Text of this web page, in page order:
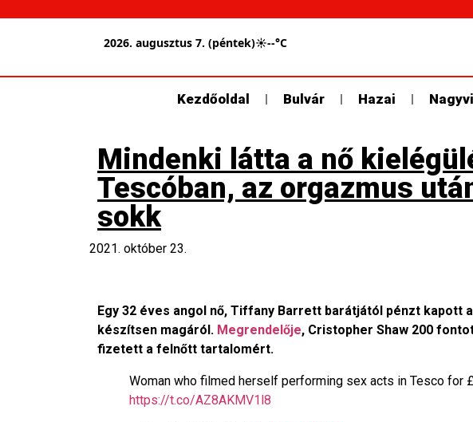
2026. augusztus 7. (péntek)☀--°C
Kezdőoldal Bulvár Hazai
Mindenki látta a nő
Tescóban, az orgazmus
sokk
2021. október 23.
Egy 32 éves angol nő, Tiffany Barrett barátjától pénzt kapott
készítsen magáról. Megrendelője, Cristopher Shaw 200
fizetett a felnőtt tartalomért.
Woman who filmed herself performing sex acts in Tesco for
https://t.co/AZ8AKMV1l8